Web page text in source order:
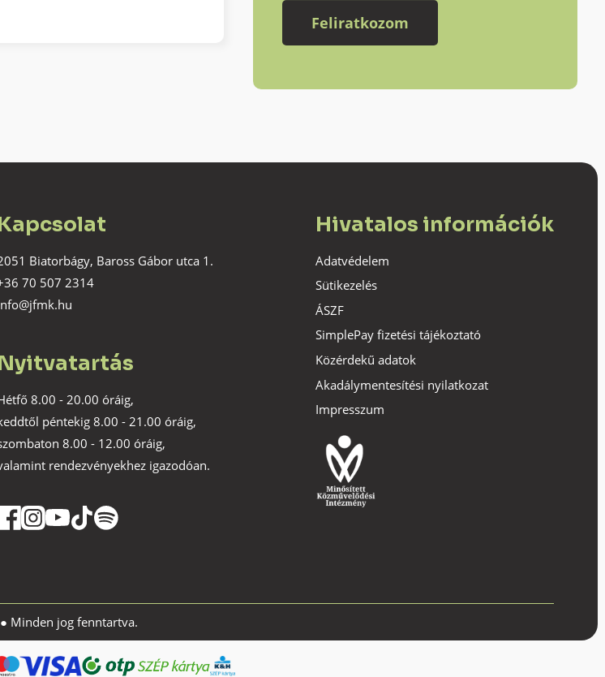
Biatorbágy, Baross Gábor utca 1.
70 507 2314
8.00 - 20.00 óráig,
péntekig 8.00 - 21.00 óráig,
8.00 - 12.00 óráig,
rendezvényekhez igazodóan.
Hivatalos információk
Adatvédelem
Sütikezelés
ÁSZF
SimplePay fizetési tájékoztató
Közérdekű adatok
Akadálymentesítési nyilatkozat
Impresszum
● Minden jog fenntartva.